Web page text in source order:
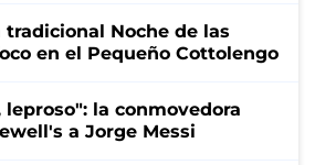
tradicional Noche de las
en el Pequeño Cottolengo
la conmovedora
a Jorge Messi